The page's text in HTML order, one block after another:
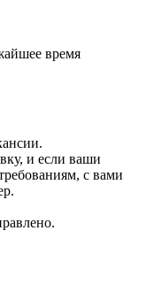
время
и если ваши
с вами